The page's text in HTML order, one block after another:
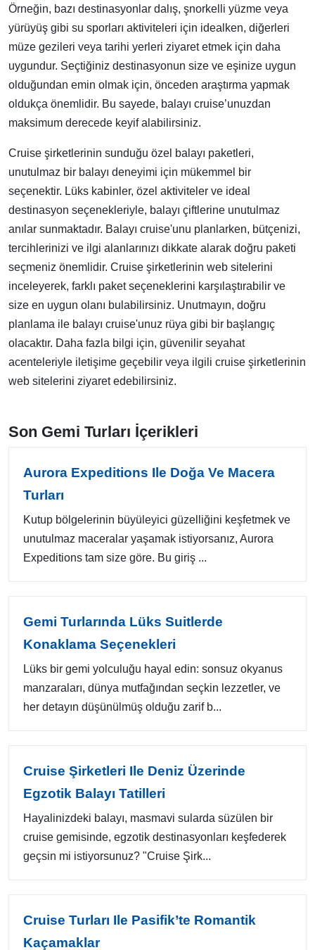
Örneğin, bazı destinasyonlar dalış, şnorkelli yüzme veya
yürüyüş gibi su sporları aktiviteleri için idealken, diğerleri
müze gezileri veya tarihi yerleri ziyaret etmek için daha
uygundur. Seçtiğiniz destinasyonun size ve eşinize uygun
olduğundan emin olmak için, önceden araştırma yapmak
oldukça önemlidir. Bu sayede, balayı cruise’unuzdan
maksimum derecede keyif alabilirsiniz.
Cruise şirketlerinin sunduğu özel balayı paketleri,
unutulmaz bir balayı deneyimi için mükemmel bir
seçenektir. Lüks kabinler, özel aktiviteler ve ideal
destinasyon seçenekleriyle, balayı çiftlerine unutulmaz
anılar sunmaktadır. Balayı cruise'unu planlarken, bütçenizi,
tercihlerinizi ve ilgi alanlarınızı dikkate alarak doğru paketi
seçmeniz önemlidir. Cruise şirketlerinin web sitelerini
inceleyerek, farklı paket seçeneklerini karşılaştırabilir ve
size en uygun olanı bulabilirsiniz. Unutmayın, doğru
planlama ile balayı cruise'unuz rüya gibi bir başlangıç
olacaktır. Daha fazla bilgi için, güvenilir seyahat
acenteleriyle iletişime geçebilir veya ilgili cruise şirketlerinin
web sitelerini ziyaret edebilirsiniz.
Son Gemi Turları İçerikleri
Aurora Expeditions Ile Doğa Ve Macera
Turları
Kutup bölgelerinin büyüleyici güzelliğini keşfetmek ve
unutulmaz maceralar yaşamak istiyorsanız, Aurora
Expeditions tam size göre. Bu giriş ...
Gemi Turlarında Lüks Suitlerde
Konaklama Seçenekleri
Lüks bir gemi yolculuğu hayal edin: sonsuz okyanus
manzaraları, dünya mutfağından seçkin lezzetler, ve
her detayın düşünülmüş olduğu zarif b...
Cruise Şirketleri Ile Deniz Üzerinde
Egzotik Balayı Tatilleri
Hayalinizdeki balayı, masmavi sularda süzülen bir
cruise gemisinde, egzotik destinasyonları keşfederek
geçsin mi istiyorsunuz? "Cruise Şirk...
Cruise Turları Ile Pasifik’te Romantik
Kaçamaklar